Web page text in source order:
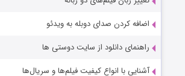
اضافه کردن صدای دوبله به ویدئو
راهنمای دانلود از سایت دوستی ها
آشنایی با انواع کیفیت فیلم‌ها و سریال‌ها